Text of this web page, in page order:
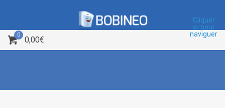
Cliquer
ici pour
naviguer
0
0,00€